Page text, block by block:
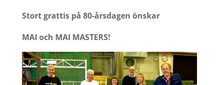
Stort grattis på 80-årsdagen önskar
MAI och MAI MASTERS!